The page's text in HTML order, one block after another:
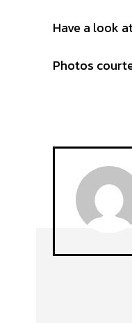
Have a look
Photos